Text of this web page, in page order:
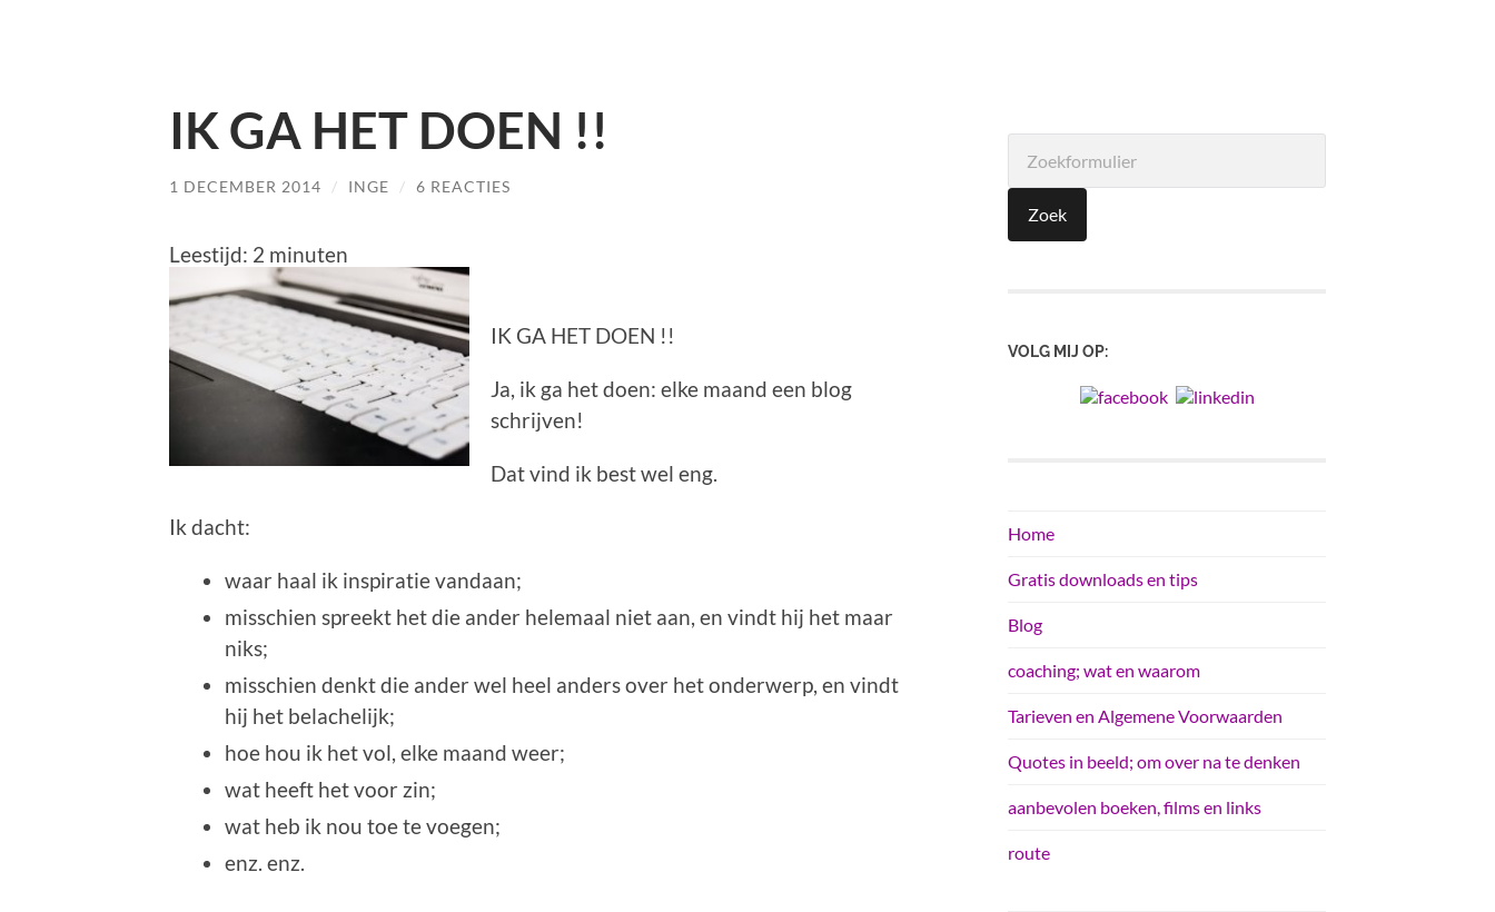
IK GA HET DOEN !!
1 DECEMBER 2014 / INGE / 6 REACTIES
Leestijd: 2 minuten
IK GA HET DOEN !!
Ja, ik ga het doen: elke maand een blog
schrijven!
Dat vind ik best wel eng.
Ik dacht:
waar haal ik inspiratie vandaan;
misschien spreekt het die ander helemaal niet aan, en vindt hij het maar
niks;
misschien denkt die ander wel heel anders over het onderwerp, en vindt
hij het belachelijk;
hoe hou ik het vol, elke maand weer;
wat heeft het voor zin;
wat heb ik nou toe te voegen;
enz. enz.
VOLG MIJ OP:
Home
Gratis downloads en tips
Blog
coaching; wat en waarom
Tarieven en Algemene Voorwaarden
Quotes in beeld; om over na te denken
aanbevolen boeken, films en links
route